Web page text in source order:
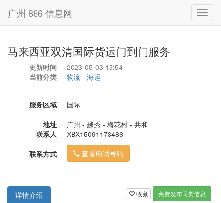
广州 866 信息网
马来西亚双清国际货运门到门服务
更新时间
2023-05-03 15:54
当前分类
物流 - 海运
服务区域
国际
地址
广州 - 越秀 - 梅花村 - 共和
联系人
XBX15091173486
联系方式
查看电话号码
收藏 免费发布同类信息
详情介绍